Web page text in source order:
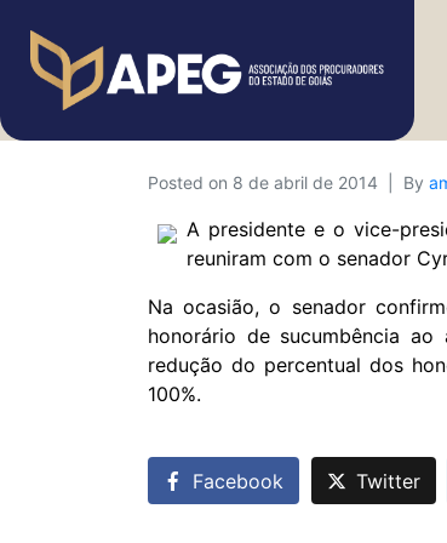
Posted on 8 de abril de 2014 By
A presidente e o vice-
reuniram com o senador
Na ocasião, o senador
honorário de sucumbência
redução do percentual dos
100%.
Facebook Twitter